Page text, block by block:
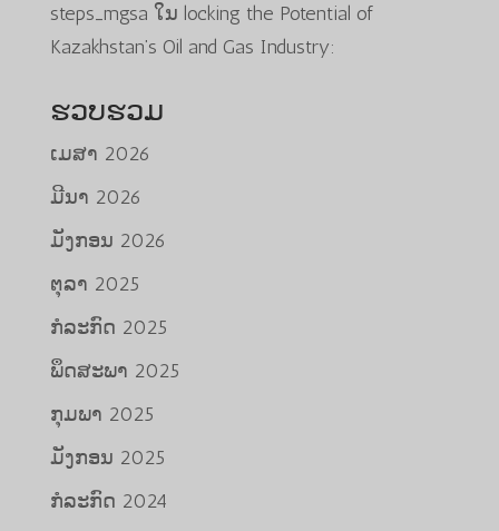
steps_mgsa ໃນ locking the Potential of
Kazakhstan’s Oil and Gas Industry:
ຮວບຮວມ
ເມສາ 2026
ມີນາ 2026
ມັງກອນ 2026
ຕຸລາ 2025
ກໍລະກົດ 2025
ພຶດສະພາ 2025
ກຸມພາ 2025
ມັງກອນ 2025
ກໍລະກົດ 2024